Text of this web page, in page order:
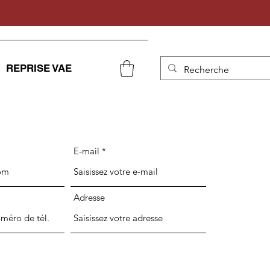
REPRISE VAE
E-mail
Adresse